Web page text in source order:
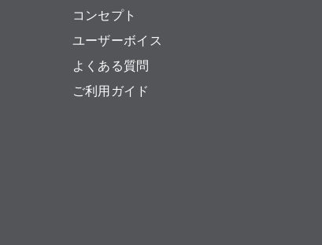
コンセプト
ユーザーボイス
よくある質問
ご利用ガイド